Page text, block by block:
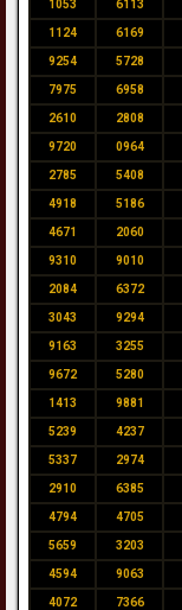
1053 6113
1124 6169
9254 5728
7975 6958
2610 2808
9720 0964
2785 5408
4918 5186
4671 2060
9310 9010
2084 6372
3043 9294
9163 3255
9672 5280
1413 9881
5239 4237
5337 2974
2910 6385
4794 4705
5659 3203
4594 9063
4072 7366